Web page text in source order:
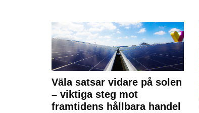
Väla satsar vidare på solen
– viktiga steg mot
framtidens hållbara handel